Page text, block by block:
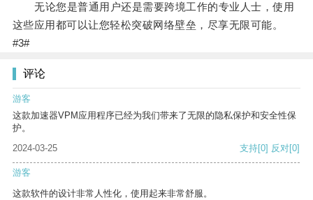
无论您是普通用户还是需要跨境工作的专业人士，使用
这些应用都可以让您轻松突破网络壁垒，尽享无限可能。
#3#
评论
游客
这款加速器VPM应用程序已经为我们带来了无限的隐私保护和安全性保
护。
2024-03-25
支持[0] 反对[0]
游客
这款软件的设计非常人性化，使用起来非常舒服。